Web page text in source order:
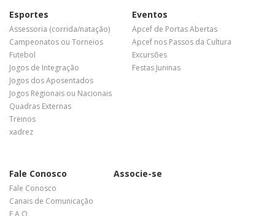
Esportes
Assessoria (corrida/natação)
Campeonatos ou Torneios
Futebol
Jogos de Integração
Jogos dos Aposentados
Jogos Regionais ou Nacionais
Quadras Externas
Treinos
xadrez
Eventos
Apcef de Portas Abertas
Apcef nos Passos da Cultura
Excursões
Festas Juninas
Fale Conosco
Fale Conosco
Canais de Comunicação
F A Q
Associe-se